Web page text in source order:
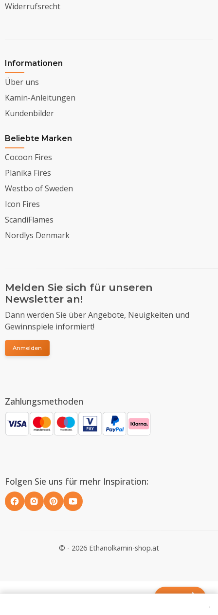
Widerrufsrecht
Informationen
Über uns
Kamin-Anleitungen
Kundenbilder
Beliebte Marken
Cocoon Fires
Planika Fires
Westbo of Sweden
Icon Fires
ScandiFlames
Nordlys Denmark
Melden Sie sich für unseren
Newsletter an!
Dann werden Sie über Angebote, Neuigkeiten und
Gewinnspiele informiert!
Anmelden
Zahlungsmethoden
Folgen Sie uns für mehr Inspiration:
© - 2026 Ethanolkamin-shop.at